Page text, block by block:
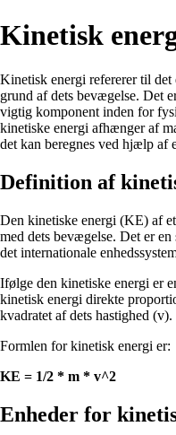
Kinetisk
Kinetisk energi refererer til det
grund af dets bevægelse. Det
vigtig komponent inden for
kinetiske energi afhænger af
det kan beregnes ved hjælp af
Definition af
Den kinetiske energi (KE) af
med dets bevægelse. Det er
det internationale
Ifølge den kinetiske energi er
kinetisk energi direkte
kvadratet af dets hastighed (v).
Formlen for kinetisk energi er:
KE = 1/2 * m * v^2
Enheder for